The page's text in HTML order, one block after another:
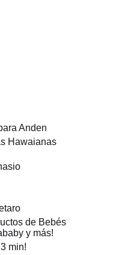
Anden
Hawaianas
de Bebés
y más!
min!